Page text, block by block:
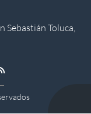
Sebastián Toluca,